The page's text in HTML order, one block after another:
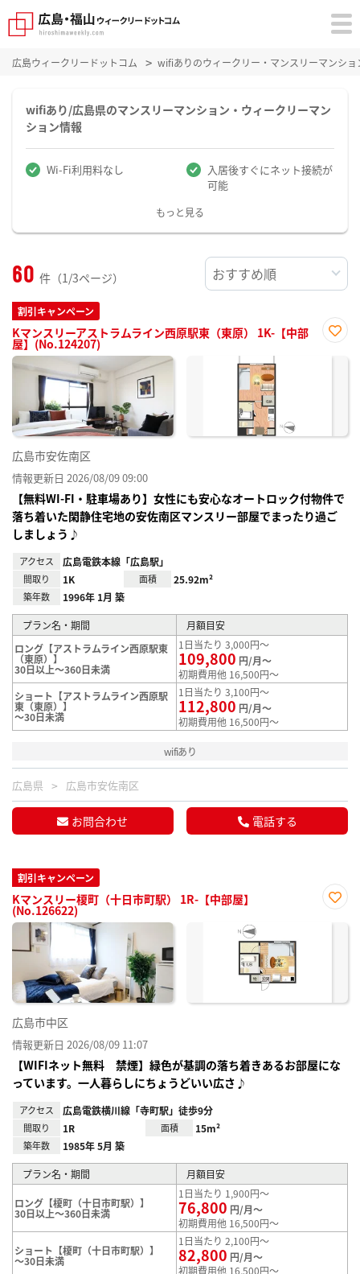
広島ウィークリードットコム wifiありのウィークリー・マンスリーマンショ
wifiあり/広島県のマンスリーマンション・ウィークリーマン
ション情報
Wi-Fi利用料なし
入居後すぐにネット接続が
可能
もっと見る
60 件（1/3ページ）
割引キャンペーン
Kマンスリーアストラムライン西原駅東（東原） 1K-【中部
屋】(No.124207)
に入
広島市安佐南区
情報更新日 2026/08/09 09:00
【無料WI-FI・駐車場あり】女性にも安心なオートロック付物件で
落ち着いた閑静住宅地の安佐南区マンスリー部屋でまったり過ご
しましょう♪
アクセス 広島電鉄本線「広島駅」
間取り 1K 面積 25.92m²
築年数 1996年 1月 築
プラン名・期間
月額目安
ロング【アストラムライン西原駅東
（東原）】
30日以上～360日未満
1日当たり 3,000円～
109,800 円/月～
初期費用他 16,500円～
ショート【アストラムライン西原駅
東（東原）】
～30日未満
1日当たり 3,100円～
112,800 円/月～
初期費用他 16,500円～
wifiあり
広島県 広島市安佐南区
お問合わせ 電話する
割引キャンペーン
Kマンスリー榎町（十日市町駅） 1R-【中部屋】
(No.126622)
に入
広島市中区
情報更新日 2026/08/09 11:07
【WIFIネット無料 禁煙】緑色が基調の落ち着きあるお部屋にな
っています。一人暮らしにちょうどいい広さ♪
アクセス 広島電鉄横川線「寺町駅」徒歩9分
間取り 1R 面積 15m²
築年数 1985年 5月 築
プラン名・期間 月額目安
ロング【榎町（十日市町駅）】
30日以上～360日未満
1日当たり 1,900円～
76,800 円/月～
初期費用他 16,500円～
ショート【榎町（十日市町駅）】
～30日未満
1日当たり 2,100円～
82,800 円/月～
初期費用他 16,500円～